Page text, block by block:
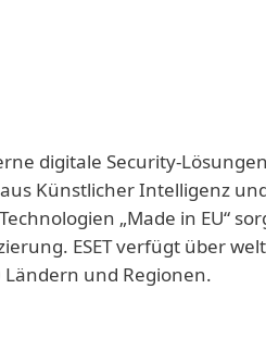
digitale Security-
Künstlicher Intelligenz
„Made in EU“
ESET verfügt über
und Regionen.